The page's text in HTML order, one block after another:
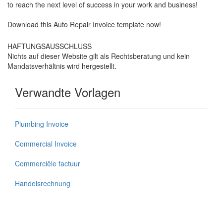
to reach the next level of success in your work and business!
Download this Auto Repair Invoice template now!
HAFTUNGSAUSSCHLUSS
Nichts auf dieser Website gilt als Rechtsberatung und kein
Mandatsverhältnis wird hergestellt.
Verwandte Vorlagen
Plumbing Invoice
Commercial Invoice
Commerciële factuur
Handelsrechnung